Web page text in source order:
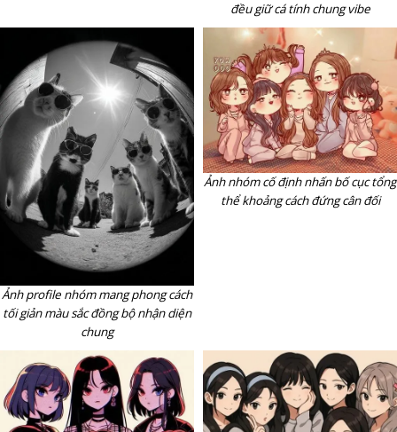
đều giữ cá tính chung vibe
Ảnh profile nhóm mang phong cách
tối giản màu sắc đồng bộ nhận diện
chung
Ảnh nhóm cố định nhấn bố cục tổng
thể khoảng cách đứng cân đối